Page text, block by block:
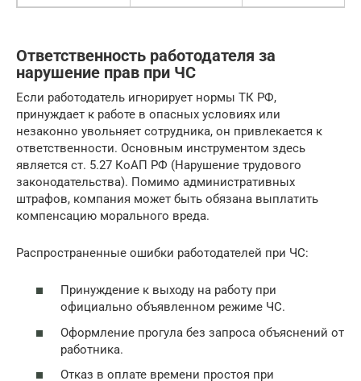
Ответственность работодателя за
нарушение прав при ЧС
Если работодатель игнорирует нормы ТК РФ,
принуждает к работе в опасных условиях или
незаконно увольняет сотрудника, он привлекается к
ответственности. Основным инструментом здесь
является ст. 5.27 КоАП РФ (Нарушение трудового
законодательства). Помимо административных
штрафов, компания может быть обязана выплатить
компенсацию морального вреда.
Распространенные ошибки работодателей при ЧС:
Принуждение к выходу на работу при
официально объявленном режиме ЧС.
Оформление прогула без запроса объяснений от
работника.
Отказ в оплате времени простоя при